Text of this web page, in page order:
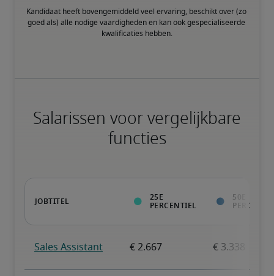
Kandidaat heeft bovengemiddeld veel ervaring, beschikt over (zo
goed als) alle nodige vaardigheden en kan ook gespecialiseerde
kwalificaties hebben.
Salarissen voor vergelijkbare
functies